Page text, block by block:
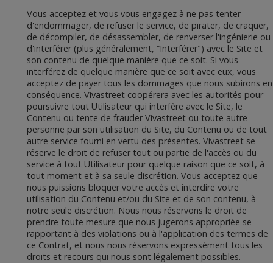
Vous acceptez et vous vous engagez à ne pas tenter
d'endommager, de refuser le service, de pirater, de craquer,
de décompiler, de désassembler, de renverser l'ingénierie ou
d'interférer (plus généralement, “Interférer") avec le Site et
son contenu de quelque manière que ce soit. Si vous
interférez de quelque manière que ce soit avec eux, vous
acceptez de payer tous les dommages que nous subirons en
conséquence. Vivastreet coopérera avec les autorités pour
poursuivre tout Utilisateur qui interfère avec le Site, le
Contenu ou tente de frauder Vivastreet ou toute autre
personne par son utilisation du Site, du Contenu ou de tout
autre service fourni en vertu des présentes. Vivastreet se
réserve le droit de refuser tout ou partie de l'accès ou du
service à tout Utilisateur pour quelque raison que ce soit, à
tout moment et à sa seule discrétion. Vous acceptez que
nous puissions bloquer votre accès et interdire votre
utilisation du Contenu et/ou du Site et de son contenu, à
notre seule discrétion. Nous nous réservons le droit de
prendre toute mesure que nous jugerons appropriée se
rapportant à des violations ou à l'application des termes de
ce Contrat, et nous nous réservons expressément tous les
droits et recours qui nous sont légalement possibles.